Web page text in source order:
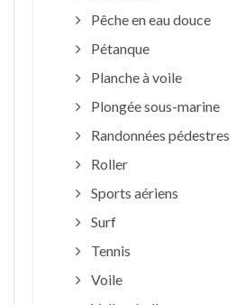
Pêche en eau douce
Pétanque
Planche à voile
Plongée sous-marine
Randonnées pédestres
Roller
Sports aériens
Surf
Tennis
Voile